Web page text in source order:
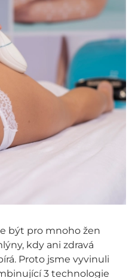
být pro mnoho žen
kdy ani zdravá
Proto jsme vyvinuli
3 technologie